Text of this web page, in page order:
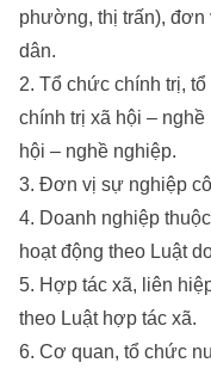
phường, thị trấn),
dân.
2. Tổ chức chính trị,
chính trị xã hội –
hội – nghề nghiệp.
3. Đơn vị sự nghiệp
4. Doanh nghiệp
hoạt động theo Luật
5. Hợp tác xã, liên
theo Luật hợp tác xã.
6. Cơ quan, tổ chức